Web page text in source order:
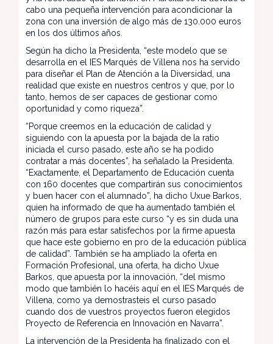
cabo una pequeña intervención para acondicionar la
zona con una inversión de algo más de 130.000 euros
en los dos últimos años.
Según ha dicho la Presidenta, “este modelo que se
desarrolla en el IES Marqués de Villena nos ha servido
para diseñar el Plan de Atención a la Diversidad, una
realidad que existe en nuestros centros y que, por lo
tanto, hemos de ser capaces de gestionar como
oportunidad y como riqueza”.
“Porque creemos en la educación de calidad y
siguiendo con la apuesta por la bajada de la ratio
iniciada el curso pasado, este año se ha podido
contratar a más docentes”, ha señalado la Presidenta.
“Exactamente, el Departamento de Educación cuenta
con 160 docentes que compartirán sus conocimientos
y buen hacer con el alumnado”, ha dicho Uxue Barkos,
quien ha informado de que ha aumentado también el
número de grupos para este curso “y es sin duda una
razón más para estar satisfechos por la firme apuesta
que hace este gobierno en pro de la educación pública
de calidad”. También se ha ampliado la oferta en
Formación Profesional, una oferta, ha dicho Uxue
Barkos, que apuesta por la innovación, “del mismo
modo que también lo hacéis aquí en el IES Marqués de
Villena, como ya demostrasteis el curso pasado
cuando dos de vuestros proyectos fueron elegidos
Proyecto de Referencia en Innovación en Navarra”.
La intervención de la Presidenta ha finalizado con el